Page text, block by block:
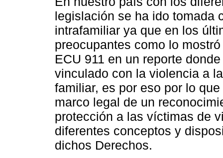
legislación se ha ido tomada
intrafamiliar ya que en los
preocupantes como lo
ECU 911 en un reporte
vinculado con la violencia a
familiar, es por eso por lo
marco legal de un
protección a las víctimas de
diferentes conceptos y
dichos Derechos.